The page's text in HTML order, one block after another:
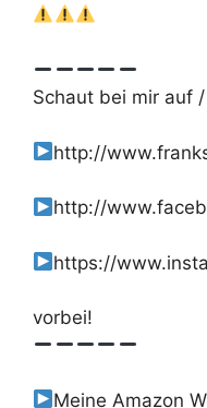
Schaut bei mir auf
http://
http://
https://
vorbei!
Meine Amazon